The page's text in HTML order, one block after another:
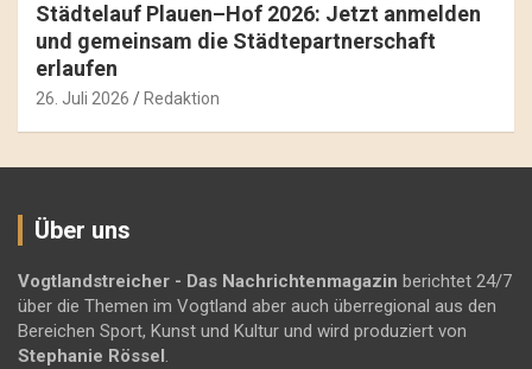
Städtelauf Plauen–Hof 2026: Jetzt anmelden
und gemeinsam die Städtepartnerschaft
erlaufen
26. Juli 2026 Redaktion
Über uns
Vogtlandstreicher - Das Nachrichtenmagazin berichtet 24/7
über die Themen im Vogtland aber auch überregional aus den
Bereichen Sport, Kunst und Kultur und wird produziert von
Stephanie Rössel .